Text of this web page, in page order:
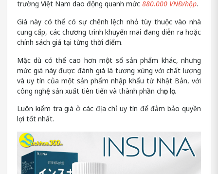
trường Việt Nam dao động quanh mức 880.000 VNĐ/hộp.
Giá này có thể có sự chênh lệch nhỏ tùy thuộc vào nhà
cung cấp, các chương trình khuyến mãi đang diễn ra hoặc
chính sách giá tại từng thời điểm.
Mặc dù có thể cao hơn một số sản phẩm khác, nhưng
mức giá này được đánh giá là tương xứng với chất lượng
và uy tín của một sản phẩm nhập khẩu từ Nhật Bản, với
công nghệ sản xuất tiên tiến và thành phần chọn lọc.
Luôn kiểm tra giá ở các địa chỉ uy tín để đảm bảo quyền
lợi tốt nhất.